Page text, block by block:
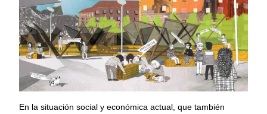
En la situación social y económica actual, que también